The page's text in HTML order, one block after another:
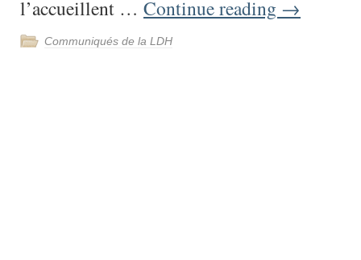
l’accueillent … Continue reading →
Communiqués de la LDH